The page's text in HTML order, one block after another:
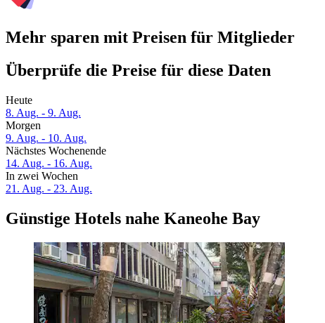
Mehr sparen mit Preisen für Mitglieder
Überprüfe die Preise für diese Daten
Heute
8. Aug. - 9. Aug.
Morgen
9. Aug. - 10. Aug.
Nächstes Wochenende
14. Aug. - 16. Aug.
In zwei Wochen
21. Aug. - 23. Aug.
Günstige Hotels nahe Kaneohe Bay